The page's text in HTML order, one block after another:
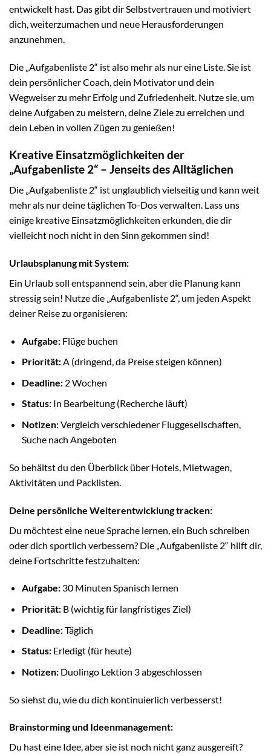
entwickelt hast. Das gibt dir Selbstvertrauen und motiviert
dich, weiterzumachen und neue Herausforderungen
anzunehmen.
Die „Aufgabenliste 2“ ist also mehr als nur eine Liste. Sie ist
dein persönlicher Coach, dein Motivator und dein
Wegweiser zu mehr Erfolg und Zufriedenheit. Nutze sie, um
deine Aufgaben zu meistern, deine Ziele zu erreichen und
dein Leben in vollen Zügen zu genießen!
Kreative Einsatzmöglichkeiten der
„Aufgabenliste 2“ – Jenseits des Alltäglichen
Die „Aufgabenliste 2“ ist unglaublich vielseitig und kann weit
mehr als nur deine täglichen To-Dos verwalten. Lass uns
einige kreative Einsatzmöglichkeiten erkunden, die dir
vielleicht noch nicht in den Sinn gekommen sind!
Urlaubsplanung mit System:
Ein Urlaub soll entspannend sein, aber die Planung kann
stressig sein! Nutze die „Aufgabenliste 2“, um jeden Aspekt
deiner Reise zu organisieren:
Aufgabe:Flüge buchen
Priorität:A (dringend, da Preise steigen können)
Deadline:2 Wochen
Status:In Bearbeitung (Recherche läuft)
Notizen:Vergleich verschiedener Fluggesellschaften,
Suche nach Angeboten
So behältst du den Überblick über Hotels, Mietwagen,
Aktivitäten und Packlisten.
Deine persönliche Weiterentwicklung tracken:
Du möchtest eine neue Sprache lernen, ein Buch schreiben
oder dich sportlich verbessern? Die „Aufgabenliste 2“ hilft dir,
deine Fortschritte festzuhalten:
Aufgabe:30 Minuten Spanisch lernen
Priorität:B (wichtig für langfristiges Ziel)
Deadline:Täglich
Status:Erledigt (für heute)
Notizen:Duolingo Lektion 3 abgeschlossen
So siehst du, wie du dich kontinuierlich verbesserst!
Brainstorming und Ideenmanagement:
Du hast eine Idee, aber sie ist noch nicht ganz ausgereift?